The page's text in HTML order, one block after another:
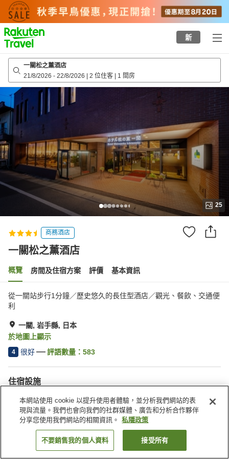
to
top
page
新
一關松之薰酒店
21/8/2026 - 22/8/2026 | 2 位住客 | 1 間房
25
商務酒店
一關松之薰酒店
概覽 房間及住宿方案 評價 基本資訊
從一關站步行1分鐘／歷史悠久的長住型酒店／觀光、餐飲、交通便
利
一關, 岩手縣, 日本
於地圖上顯示
4 很好 評語數量： 583
住宿設施
停車場
餐廳
休息室
自動販賣機
找客房
本網站使用 cookie 以提升使用者體驗，並分析我們網站的表
現與流量。我們也會向我們的社群媒體、廣告和分析合作夥伴
分享您使用我們網站的相關資訊。
私隱政策
不要銷售我的個人資料 接受所有